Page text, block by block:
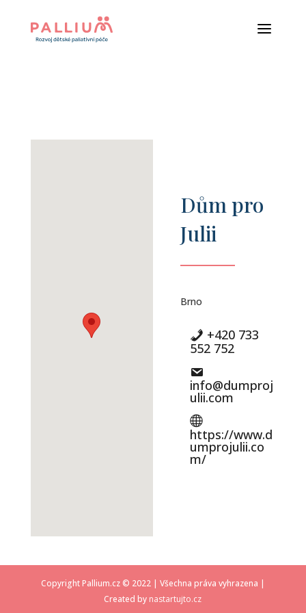
a
Dům pro
Julii
Brno
+420 733
552 752
info@dumproj
ulii.com
https://www.d
umprojulii.co
m/
Copyright Pallium.cz © 2022 | Všechna práva vyhrazena |
Created by nastartujto.cz